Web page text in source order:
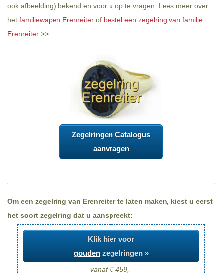
ook afbeelding) bekend en voor u op te vragen. Lees meer over
het familiewapen Erenreiter of bestel een zegelring van familie
Erenreiter >>
Zegelringen Catalogus
aanvragen
Om een zegelring van Erenreiter te laten maken, kiest u eerst
het soort zegelring dat u aanspreekt:
Klik hier voor
goudenzegelringen »
vanaf € 459,-